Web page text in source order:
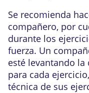
Se recomienda
compañero, por
durante los
fuerza. Un
esté levantando la
para cada
técnica de sus